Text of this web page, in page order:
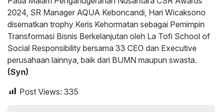
2024, SR Manager AQUA Keboncandi, Hari Wicaksono
disematkan trophy Keris Kehormatan sebagai Pemimpin
Transformasi Bisnis Berkelanjutan oleh La Tofi School of
Social Responsibility bersama 33 CEO dan Executive
perusahaan lainnya, baik dari BUMN maupun swasta.
(Syn)
Post Views: 335